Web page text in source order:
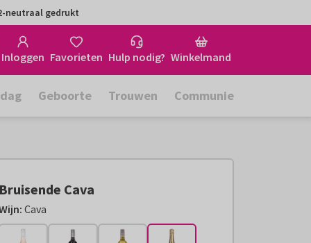
neutraal gedrukt
Inloggen Favorieten Hulp nodig? Winkelmand
Geboorte Trouwen Communie
Bruisende Cava
Cava